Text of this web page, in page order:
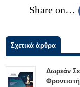
Share on…
Σχετικά άρθρα
Δωρεάν